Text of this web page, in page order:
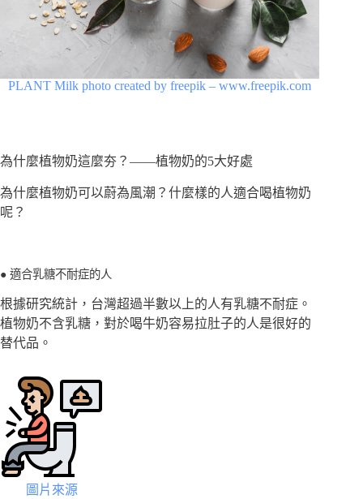
PLANT Milk photo created by freepik – www.freepik.com
為什麼植物奶這麼夯？——植物奶的5大好處
為什麼植物奶可以蔚為風潮？什麼樣的人適合喝植物奶
呢？
● 適合乳糖不耐症的人
根據研究統計，台灣超過半數以上的人有乳糖不耐症。
植物奶不含乳糖，對於喝牛奶容易拉肚子的人是很好的
替代品。
圖片來源